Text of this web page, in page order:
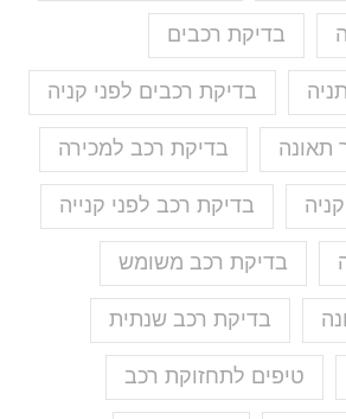
בדיקת רכבים
בדיקת רכבים לפני קניה
תאונה בדיקת רכב למכירה
בדיקת רכב לפני קנייה
בדיקת רכב משומש
בדיקת רכב שנתית
טיפים לתחזוקת רכב